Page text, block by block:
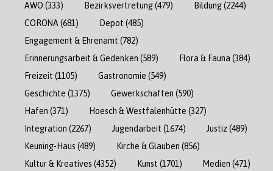
AWO (333) Bezirksvertretung(479) Bildung(2244)
CORONA (681) Depot (485)
Engagement & Ehrenamt (782)
Erinnerungsarbeit & Gedenken (589) Flora & Fauna (384)
Freizeit (1105) Gastronomie (549)
Geschichte (1375) Gewerkschaften (590)
Hafen (371) Hoesch & Westfalenhütte (327)
Integration (2267) Jugendarbeit (1674) Justiz(489)
Keuning-Haus (489) Kirche & Glauben (856)
Kultur & Kreatives (4352) Kunst (1701) Medien (471)